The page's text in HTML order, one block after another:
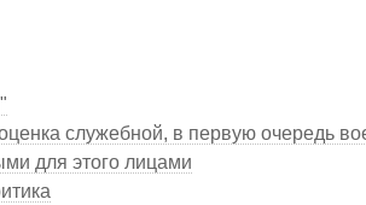
служебной, в первую очередь
для этого лицами